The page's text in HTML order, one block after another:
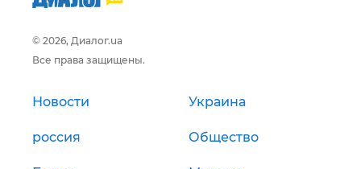
© 2026, Диалог.ua
Все права защищены.
Новости Украина
россия Общество